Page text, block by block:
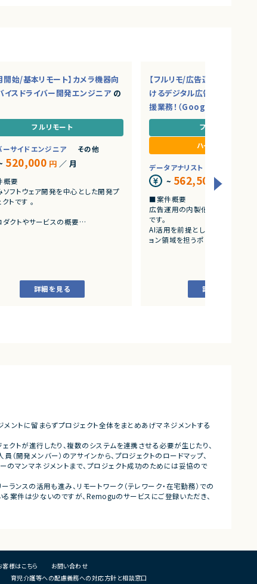
開始/基本リモート】カメラ機器向
イスドライバー開発エンジニアの
フルリモート
ーサイドエンジニア その他
520,000 円 ／ 月
要
ソフトウェア開発を中心とした開発プ
トです 。
クトやサービスの概要
みLinux環境におけるデバイスドライバ
ワーク主体での勤務です
に応じて新横浜または横浜みなとみら
出社が発生する可能性があります
詳細を見る
【フルリモ/広告運用】大手広
けるデジタル広告運用オペレ
援業務！（Google・SNS広告）
フルリモート
ハイブリッド型
データアナリスト
~ 562,500円
■案件概要
広告運用の内製化を推進する組
です。
AI活用を前提とした体制の中で、
ョン領域を担うポジションです。
広告案件を担当します。
・Google、Yahoo!、YouTubeお
媒体を活用した広告運用を行いま
・運用ルール改善や業務効率化
■募集背景
・広告運用体制の内製化強化に
集
■担当工程
・広告運用
詳細を見る
ントに留まらずプロジェクト全体をまとめあげマネジメントする
トが進行したり、複数のシステムを連携させる必要が生じたり、
開発メンバー）のアサインから、プロジェクトのロードマップ、
のマンマネジメントまで、プロジェクト成功のためには妥協ので
ンスの活用も進み、リモートワーク（テレワーク・在宅勤務）での
案件は少ないのですが、Remoguのサービスにご登録いただき、
様はこちら
お問い合わせ
育児介護等への配慮義務への対応方針と相談窓口